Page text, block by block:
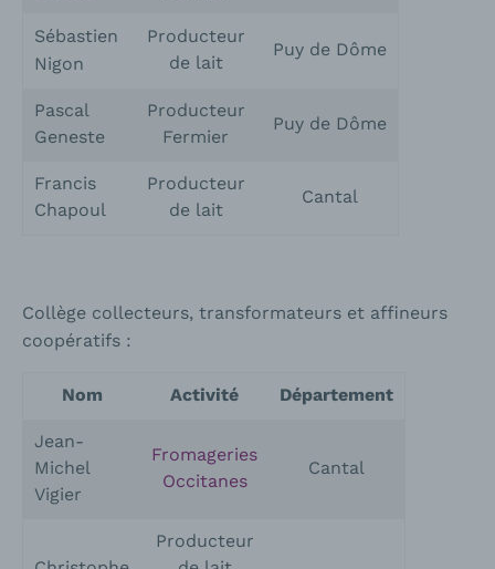
Sébastien
Nigon
Producteur
de lait
Puy de Dôme
Pascal
Geneste
Producteur
Fermier
Puy de Dôme
Francis
Chapoul
Producteur
de lait
Cantal
Collège collecteurs, transformateurs et affineurs
coopératifs :
Nom Activité Département
Jean-
Michel
Vigier
Fromageries
Occitanes
Cantal
Producteur